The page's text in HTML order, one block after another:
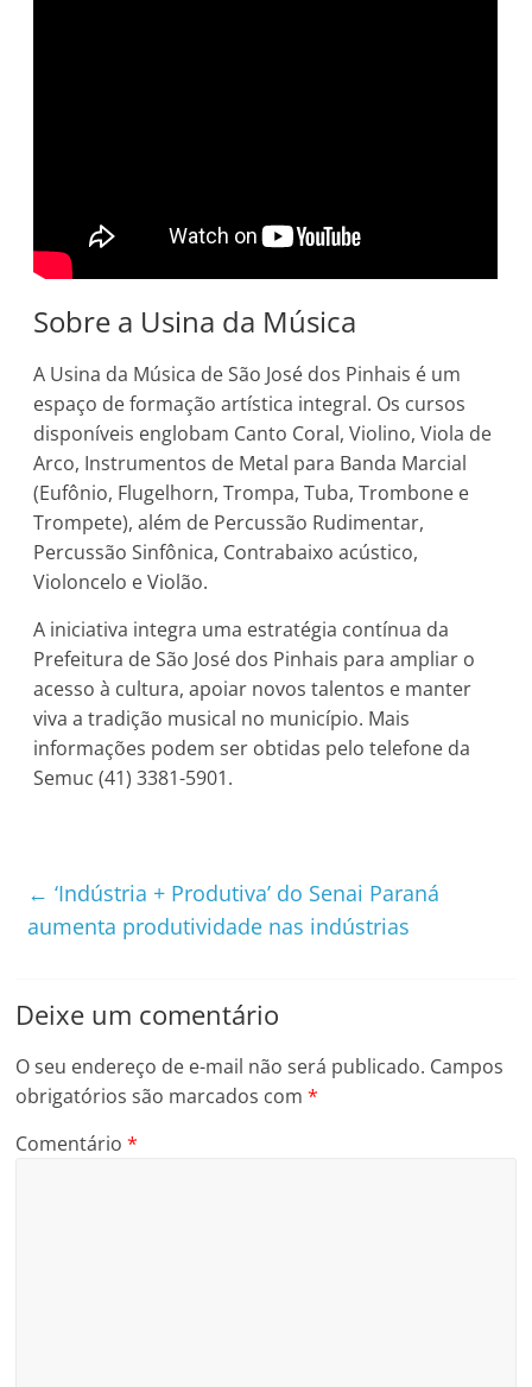
Sobre a Usina da Música
A Usina da Música de São José dos Pinhais é um
espaço de formação artística integral. Os cursos
disponíveis englobam Canto Coral, Violino, Viola de
Arco, Instrumentos de Metal para Banda Marcial
(Eufônio, Flugelhorn, Trompa, Tuba, Trombone e
Trompete), além de Percussão Rudimentar,
Percussão Sinfônica, Contrabaixo acústico,
Violoncelo e Violão.
A iniciativa integra uma estratégia contínua da
Prefeitura de São José dos Pinhais para ampliar o
acesso à cultura, apoiar novos talentos e manter
viva a tradição musical no município. Mais
informações podem ser obtidas pelo telefone da
Semuc (41) 3381-5901.
← ‘Indústria + Produtiva’ do Senai Paraná
aumenta produtividade nas indústrias
Deixe um comentário
O seu endereço de e-mail não será publicado. Campos
obrigatórios são marcados com*
Comentário*